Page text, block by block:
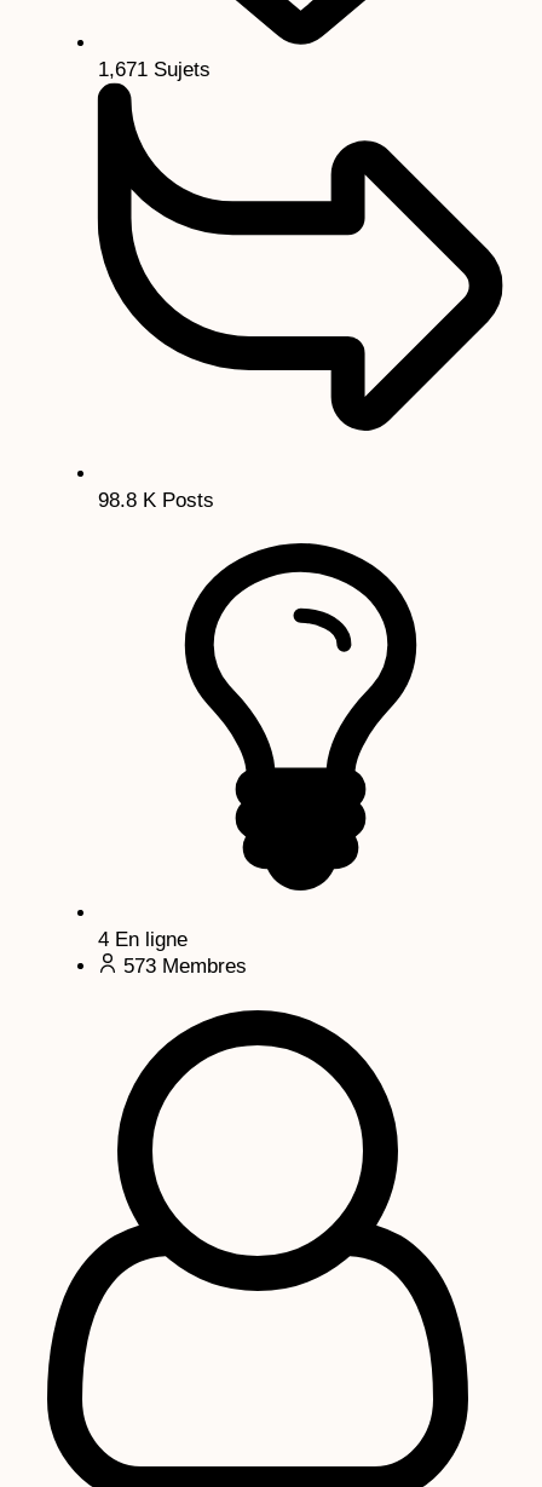
1,671 Sujets
98.8 K Posts
4 En ligne
573 Membres